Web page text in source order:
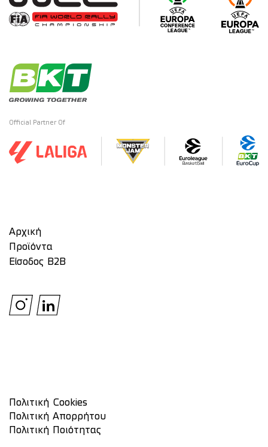
Official Partner Of
Αρχική
Προϊόντα
Είσοδος Β2Β
Πολιτική Cookies
Πολιτική Απορρήτου
Πολιτική Ποιότητας